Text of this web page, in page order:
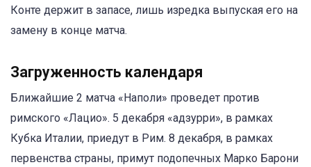
Конте держит в запасе, лишь изредка выпуская его на
замену в конце матча.
Загруженность календаря
Ближайшие 2 матча «Наполи» проведет против
римского «Лацио». 5 декабря «адзурри», в рамках
Кубка Италии, приедут в Рим. 8 декабря, в рамках
первенства страны, примут подопечных Марко Барони